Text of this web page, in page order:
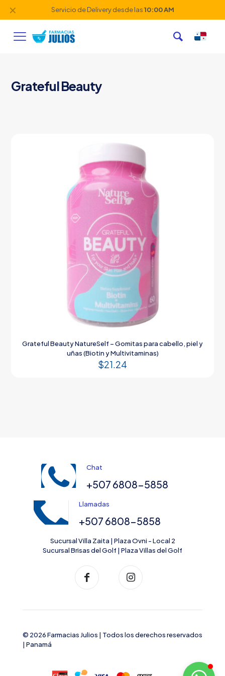
Servicio de Delivery desde las10:00 AM
✕
Grateful Beauty
Grateful Beauty NatureSelf – Gomitas para cabello, piel y
uñas (Biotin y Multivitaminas)
$21.24
Chat
+507 6808-5858
Llamadas
+507 6808-5858
Sucursal Villa Zaita | Plaza Ovni - Local 2
Sucursal Brisas del Golf | Plaza Villas del Golf
© 2026 Farmacias Julios | Todos los derechos reservados
| Panamá